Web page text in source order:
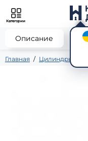
Категории
Главная Цилиндры
Описание